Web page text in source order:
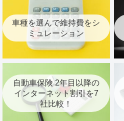
車種を選んで維持費をシ
ミュレーション
自動車保険 2年目以降の
インターネット割引を7
社比較！